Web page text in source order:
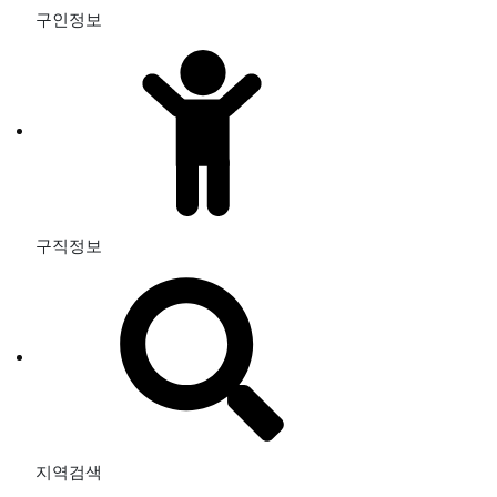
구인정보
구직정보
지역검색